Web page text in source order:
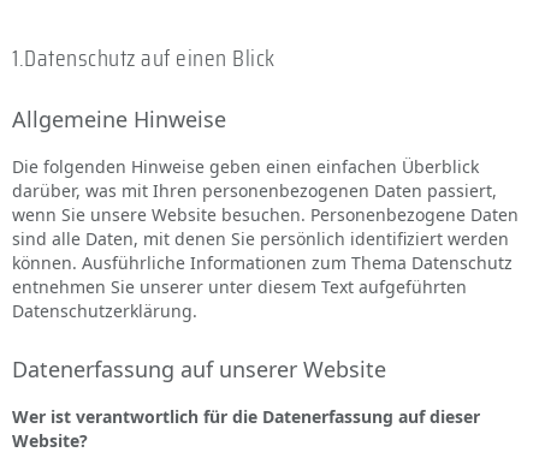
1.Datenschutz auf einen Blick
Allgemeine Hinweise
Die folgenden Hinweise geben einen einfachen Überblick
darüber, was mit Ihren personenbezogenen Daten passiert,
wenn Sie unsere Website besuchen. Personenbezogene Daten
sind alle Daten, mit denen Sie persönlich identifiziert werden
können. Ausführliche Informationen zum Thema Datenschutz
entnehmen Sie unserer unter diesem Text aufgeführten
Datenschutzerklärung.
Datenerfassung auf unserer Website
Wer ist verantwortlich für die Datenerfassung auf dieser
Website?